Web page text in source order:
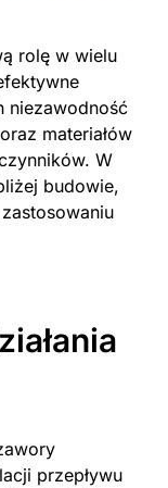
rolę w wielu
niezawodność
materiałów
W
budowie,
przepływu